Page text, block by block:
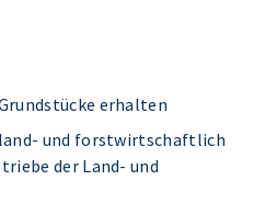
erhalten
und forstwirtschaftlich
der Land- und